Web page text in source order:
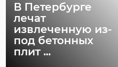
В Петербурге
лечат
извлеченную из-
под бетонных
плит ...